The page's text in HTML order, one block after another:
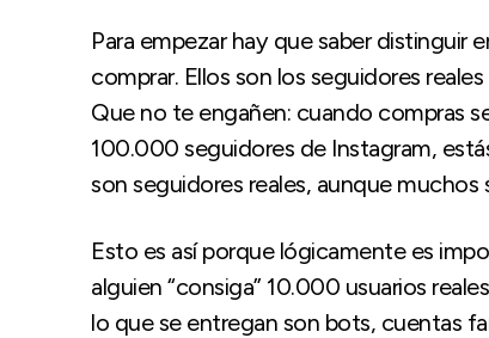
Para empezar hay que saber distinguir
comprar. Ellos son los seguidores
Que no te engañen: cuando compras
100.000 seguidores de Instagram,
son seguidores reales, aunque
Esto es así porque lógicamente es
alguien “consiga” 10.000 usuarios
lo que se entregan son bots, cuentas